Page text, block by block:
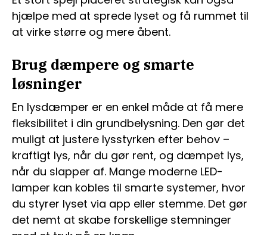
hjælpe med at sprede lyset og få rummet til
at virke større og mere åbent.
Brug dæmpere og smarte
løsninger
En lysdæmper er en enkel måde at få mere
fleksibilitet i din grundbelysning. Den gør det
muligt at justere lysstyrken efter behov –
kraftigt lys, når du gør rent, og dæmpet lys,
når du slapper af. Mange moderne LED-
lamper kan kobles til smarte systemer, hvor
du styrer lyset via app eller stemme. Det gør
det nemt at skabe forskellige stemninger